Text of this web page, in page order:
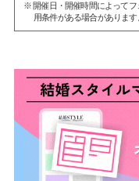
※ 開催日・開催時間によってフ
用条件がある場合がありま